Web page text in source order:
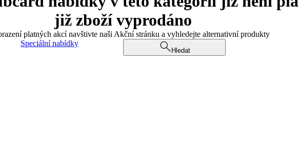
již zboží vyprodáno
platných akcí navštivte naši Akční stránku a vyhledejte alternativní produkty
Speciální nabídky
Hledat